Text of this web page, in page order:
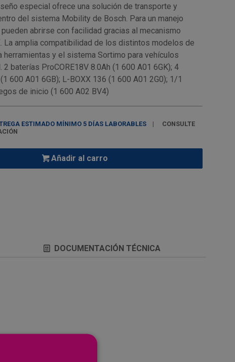
especial ofrece una solución de transporte y
del sistema Mobility de Bosch. Para un manejo
abrirse con facilidad gracias al mecanismo
La amplia compatibilidad de los distintos modelos de
herramientas y el sistema Sortimo para vehículos
baterías ProCORE18V 8.0Ah (1 600 A01 6GK); 4
600 A01 6GB); L-BOXX 136 (1 600 A01 2G0); 1/1
de inicio (1 600 A02 BV4)
ESTIMADO MÍNIMO 5 DÍAS LABORABLES
CONSULTE
Añadir al carro
DOCUMENTACIÓN TÉCNICA